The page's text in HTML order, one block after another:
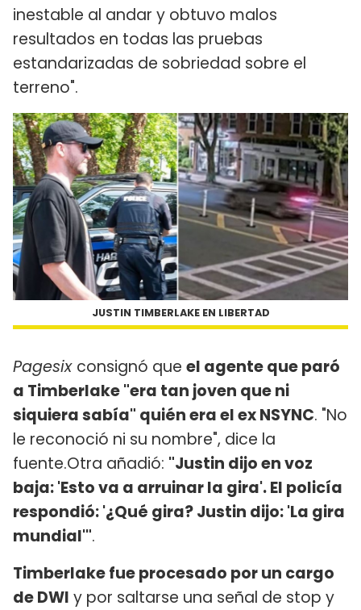
inestable al andar y obtuvo malos
resultados en todas las pruebas
estandarizadas de sobriedad sobre el
terreno".
JUSTIN TIMBERLAKE EN LIBERTAD
Pagesix consignó que el agente que paró
a Timberlake "era tan joven que ni
siquiera sabía" quién era el ex NSYNC. "No
le reconoció ni su nombre", dice la
fuente.Otra añadió: "Justin dijo en voz
baja: 'Esto va a arruinar la gira'. El policía
respondió: '¿Qué gira? Justin dijo: 'La gira
mundial'".
Timberlake fue procesado por un cargo
de DWI y por saltarse una señal de stop y